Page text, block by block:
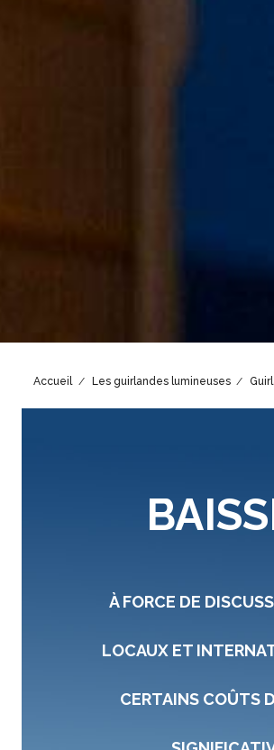
Accueil Les guirlandes lumineuses
À FORCE DE
LOCAUX ET
CERTAINS COÛTS